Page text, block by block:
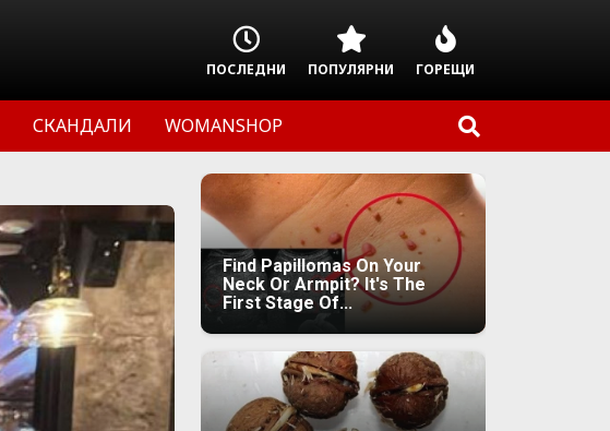
ПОСЛЕДНИ ПОПУЛЯРНИ ГОРЕЩИ
СКАНДАЛИ WOMANSHOP
Find Papillomas On Your
Neck Or Armpit? It's The
First Stage Of...